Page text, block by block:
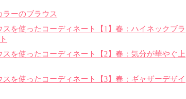
ーのブラウス
を使ったコーディネート【1】春：ハイネックブラ
を使ったコーディネート【2】春：気分が華やぐ上
を使ったコーディネート【3】春：ギャザーデザイ